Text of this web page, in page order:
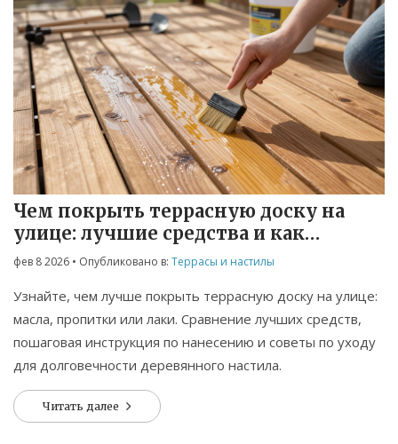
Чем покрыть террасную доску на
улице: лучшие средства и как
выбрать
фев 8 2026 • Опубликовано в: Террасы и настилы
Узнайте, чем лучше покрыть террасную доску на улице:
масла, пропитки или лаки. Сравнение лучших средств,
пошаговая инструкция по нанесению и советы по уходу
для долговечности деревянного настила.
Читать далее